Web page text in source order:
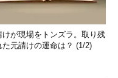
けが現場をトンズラ。取り残
た元請けの運命は？ (1/2)